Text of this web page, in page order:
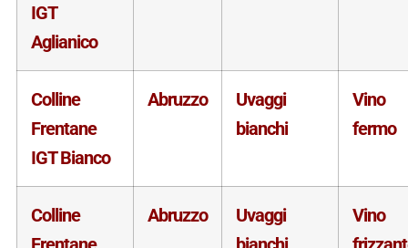
IGT
Aglianico
Colline
Frentane
IGT Bianco
Abruzzo
Uvaggi
bianchi
Vino
fermo
Colline
Abruzzo
Uvaggi
Vino